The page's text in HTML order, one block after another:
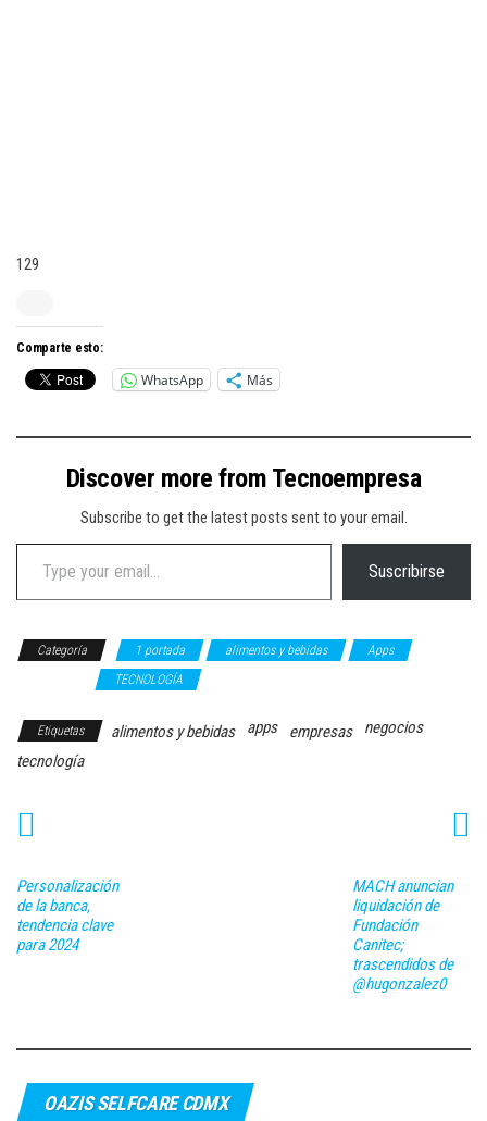
129
Comparte esto:
WhatsApp Más
Discover more from Tecnoempresa
Subscribe to get the latest posts sent to your email.
Type your email…
Suscribirse
Categoría 1 portada alimentos y bebidas
Apps
TECNOLOGÍA
Etiquetas alimentos y bebidas apps empresas
negocios
tecnología
Personalización
de la banca,
tendencia clave
para 2024
MACH anuncian
liquidación de
Fundación
Canitec;
trascendidos de
@hugonzalez0
OAZIS SELFCARE CDMX